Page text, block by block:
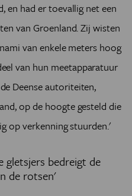
en had er toevallig net een
van Groenland. Zij wisten
van enkele meters hoog
van hun meetapparatuur
Deense autoriteiten,
op de hoogte gesteld die
op verkenning stuurden.'
gletsjers bedreigt de
de rotsen'